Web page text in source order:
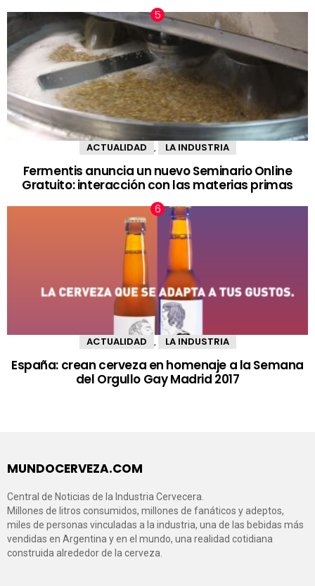
ACTUALIDAD LA INDUSTRIA
Fermentis anuncia un nuevo Seminario Online
Gratuito: interacción con las materias primas
ACTUALIDAD LA INDUSTRIA
España: crean cerveza en homenaje a la Semana
del Orgullo Gay Madrid 2017
MUNDOCERVEZA.COM
Central de Noticias de la Industria Cervecera.
Millones de litros consumidos, millones de fanáticos y adeptos,
miles de personas vinculadas a la industria, una de las bebidas más
vendidas en Argentina y en el mundo, una realidad cotidiana
construida alrededor de la cerveza.